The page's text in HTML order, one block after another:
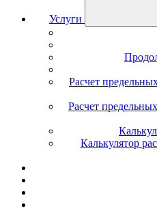
Услуги
Расчет
Расчет
Калькулятор